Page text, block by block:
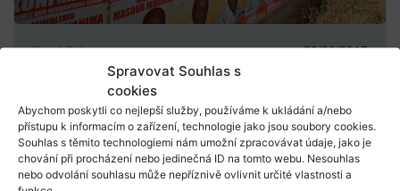
Spravovat Souhlas s
cookies
Abychom poskytli co nejlepší služby, používáme k ukládání a/nebo
přístupu k informacím o zařízení, technologie jako jsou soubory cookies.
Souhlas s těmito technologiemi nám umožní zpracovávat údaje, jako je
chování při procházení nebo jedinečná ID na tomto webu. Nesouhlas
nebo odvolání souhlasu může nepříznivě ovlivnit určité vlastnosti a
Karel Sál 22/06/2017
Zpráva z Keni: srpnové volby se blíží
Během druhého srpnového úterý 8. srpna 2017 se
v Keni uskuteční generální volby, tedy volby
preziden...